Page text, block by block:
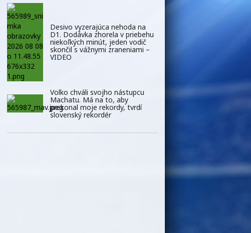
Desivo vyzerajúca nehoda na
D1. Dodávka zhorela v priebehu
niekoľkých minút, jeden vodič
skončil s vážnymi zraneniami –
VIDEO
Volko chváli svojho nástupcu
Machatu. Má na to, aby
prekonal moje rekordy, tvrdí
slovenský rekordér